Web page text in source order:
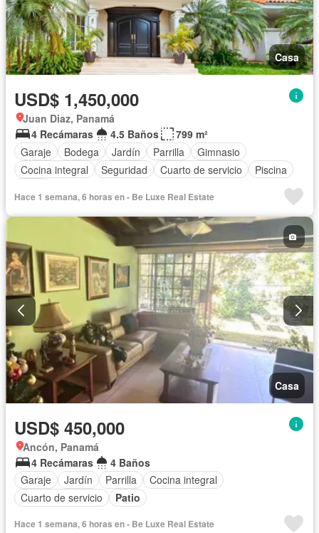
Casa
USD$ 1,450,000
Juan Diaz, Panamá
4 Recámaras
4.5 Baños
799 m²
Garaje
Bodega Jardín Parrilla
Gimnasio
Cocina integral
Seguridad Cuarto de servicio
Piscina
Hace 1 semana, 6 horas en - Be Luxe Real Estate
Casa
USD$ 450,000
Ancón, Panamá
4 Recámaras
4 Baños
Garaje
Jardín Parrilla
Cocina integral
Cuarto de servicio
Patio
Hace 1 semana, 6 horas en - Be Luxe Real Estate